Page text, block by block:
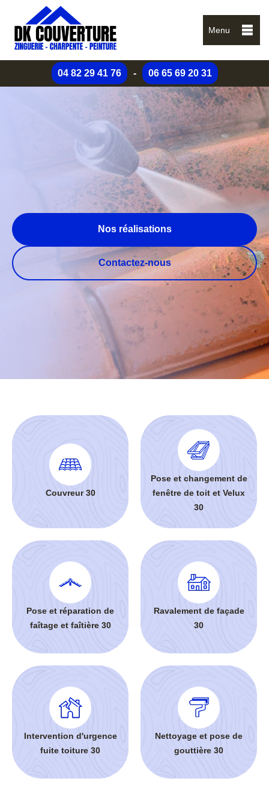
Menu
04 82 29 41 76 - 06 65 69 20 31
Nos réalisations
Contactez-nous
Couvreur 30
Pose et changement de
fenêtre de toit et Velux
30
Pose et réparation de
faîtage et faîtière 30
Ravalement de façade
30
Intervention d'urgence
fuite toiture 30
Nettoyage et pose de
gouttière 30